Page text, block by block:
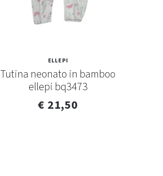
ELLEPI
Tutina neonato in bamboo
ellepi bq3473
€ 21,50